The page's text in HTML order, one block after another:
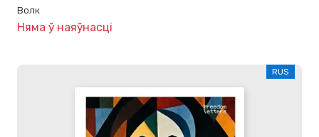
Волк
Няма ў наяўнасці
RUS